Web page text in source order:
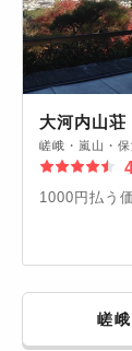
大河内山荘
嵯峨・嵐山・
1000円払う
嵯